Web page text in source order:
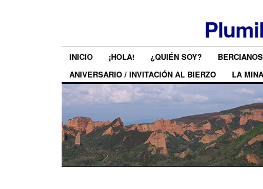
INICIO ¡HOLA! ¿QUIÉN SOY?
ANIVERSARIO / INVITACIÓN AL BIERZO
LA MINA